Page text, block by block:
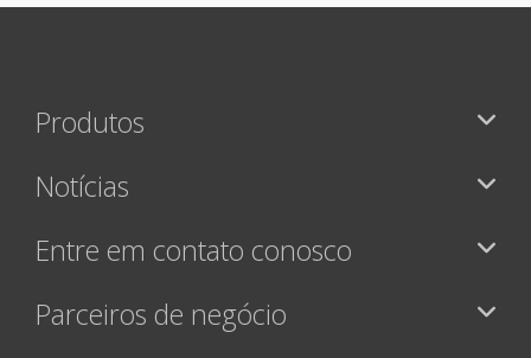
Produtos
Notícias
Entre em contato conosco
Parceiros de negócio